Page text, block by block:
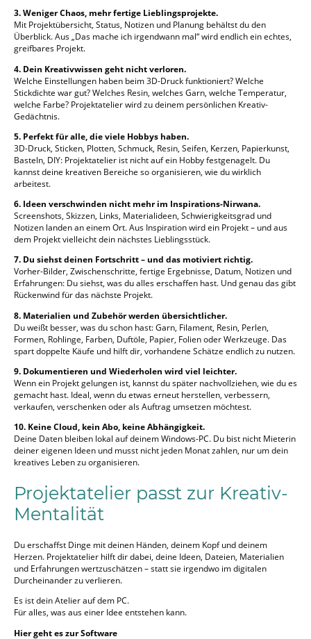
3. Weniger Chaos, mehr fertige Lieblingsprojekte.
Mit Projektübersicht, Status, Notizen und Planung behältst du den
Überblick. Aus „Das mache ich irgendwann mal“ wird endlich ein echtes,
greifbares Projekt.
4. Dein Kreativwissen geht nicht verloren.
Welche Einstellungen haben beim 3D-Druck funktioniert? Welche
Stickdichte war gut? Welches Resin, welches Garn, welche Temperatur,
welche Farbe? Projektatelier wird zu deinem persönlichen Kreativ-
Gedächtnis.
5. Perfekt für alle, die viele Hobbys haben.
3D-Druck, Sticken, Plotten, Schmuck, Resin, Seifen, Kerzen, Papierkunst,
Basteln, DIY: Projektatelier ist nicht auf ein Hobby festgenagelt. Du
kannst deine kreativen Bereiche so organisieren, wie du wirklich
arbeitest.
6. Ideen verschwinden nicht mehr im Inspirations-Nirwana.
Screenshots, Skizzen, Links, Materialideen, Schwierigkeitsgrad und
Notizen landen an einem Ort. Aus Inspiration wird ein Projekt – und aus
dem Projekt vielleicht dein nächstes Lieblingsstück.
7. Du siehst deinen Fortschritt – und das motiviert richtig.
Vorher-Bilder, Zwischenschritte, fertige Ergebnisse, Datum, Notizen und
Erfahrungen: Du siehst, was du alles erschaffen hast. Und genau das gibt
Rückenwind für das nächste Projekt.
8. Materialien und Zubehör werden übersichtlicher.
Du weißt besser, was du schon hast: Garn, Filament, Resin, Perlen,
Formen, Rohlinge, Farben, Duftöle, Papier, Folien oder Werkzeuge. Das
spart doppelte Käufe und hilft dir, vorhandene Schätze endlich zu nutzen.
9. Dokumentieren und Wiederholen wird viel leichter.
Wenn ein Projekt gelungen ist, kannst du später nachvollziehen, wie du es
gemacht hast. Ideal, wenn du etwas erneut herstellen, verbessern,
verkaufen, verschenken oder als Auftrag umsetzen möchtest.
10. Keine Cloud, kein Abo, keine Abhängigkeit.
Deine Daten bleiben lokal auf deinem Windows-PC. Du bist nicht Mieterin
deiner eigenen Ideen und musst nicht jeden Monat zahlen, nur um dein
kreatives Leben zu organisieren.
Projektatelier passt zur Kreativ-
Mentalität
Du erschaffst Dinge mit deinen Händen, deinem Kopf und deinem
Herzen. Projektatelier hilft dir dabei, deine Ideen, Dateien, Materialien
und Erfahrungen wertzuschätzen – statt sie irgendwo im digitalen
Durcheinander zu verlieren.
Es ist dein Atelier auf dem PC.
Für alles, was aus einer Idee entstehen kann.
Hier geht es zur Software